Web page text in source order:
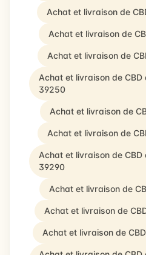
Achat et livraison de
Achat et livraison de
Achat et livraison de
Achat et livraison de
39250
Achat et livraison de
Achat et livraison de
Achat et livraison de
39290
Achat et livraison de
Achat et livraison de
Achat et livraison de